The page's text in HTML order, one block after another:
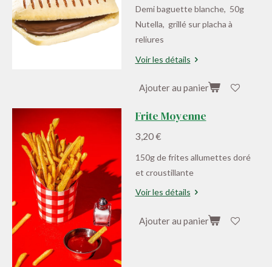
Demi baguette blanche, 50g
Nutella, grillé sur placha à
reliures
Voir les détails
Ajouter au panier
Frite Moyenne
3,20 €
150g de frites allumettes doré
et croustillante
Voir les détails
Ajouter au panier